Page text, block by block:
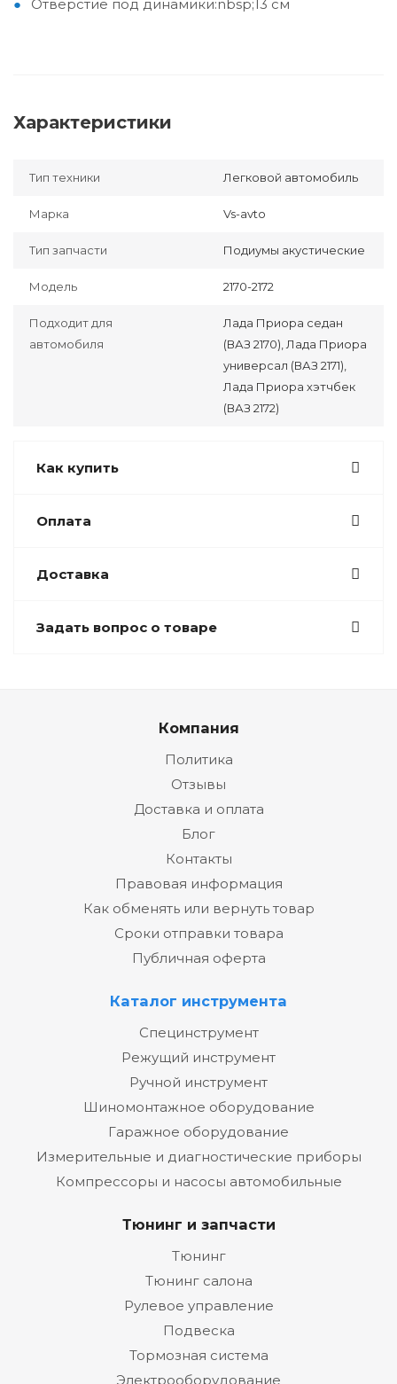
Отверстие под динамики:nbsp;13 см
Характеристики
Тип техники Легковой автомобиль
Марка Vs-avto
Тип запчасти Подиумы акустические
Модель 2170-2172
Подходит для
автомобиля
Лада Приора седан
(ВАЗ 2170), Лада Приора
универсал (ВАЗ 2171),
Лада Приора хэтчбек
(ВАЗ 2172)
Как купить
Оплата
Доставка
Задать вопрос о товаре
Компания
Политика
Отзывы
Доставка и оплата
Блог
Контакты
Правовая информация
Как обменять или вернуть товар
Сроки отправки товара
Публичная оферта
Каталог инструмента
Специнструмент
Режущий инструмент
Ручной инструмент
Шиномонтажное оборудование
Гаражное оборудование
Измерительные и диагностические приборы
Компрессоры и насосы автомобильные
Тюнинг и запчасти
Тюнинг
Тюнинг салона
Рулевое управление
Подвеска
Тормозная система
Электрооборудование